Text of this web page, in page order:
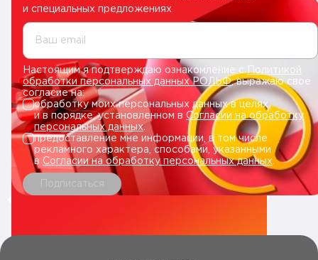
и специальных предложениях
Ваш email
Настоящим я подтверждаю ознакомление сПолитикой
обработки персональных данных РОЛЬФ, выражаю свое
согласие на:
обработку моих персональных данных в целях
и в порядке, установленном в Согласии на обработку
персональных данных.
предоставление мне информации, в том числе
рекламного характера, способами, указанными
в Согласии на обработку персональных данных
Подписаться